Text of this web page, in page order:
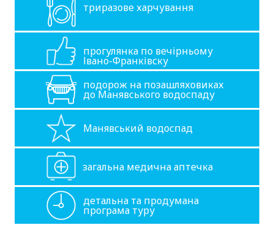
триразове харчування
подорож на позашляховиках
до Манявського водоспаду
прогулянка по вечірньому
Івано-Франківску
Манявський водоспад
загальна медична аптечка
детальна та продумана
програма туру